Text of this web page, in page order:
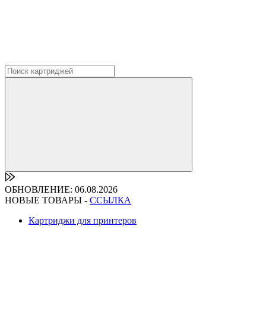
ОБНОВЛЕНИЕ: 06.08.2026
НОВЫЕ ТОВАРЫ - ССЫЛКА
Картриджи для принтеров